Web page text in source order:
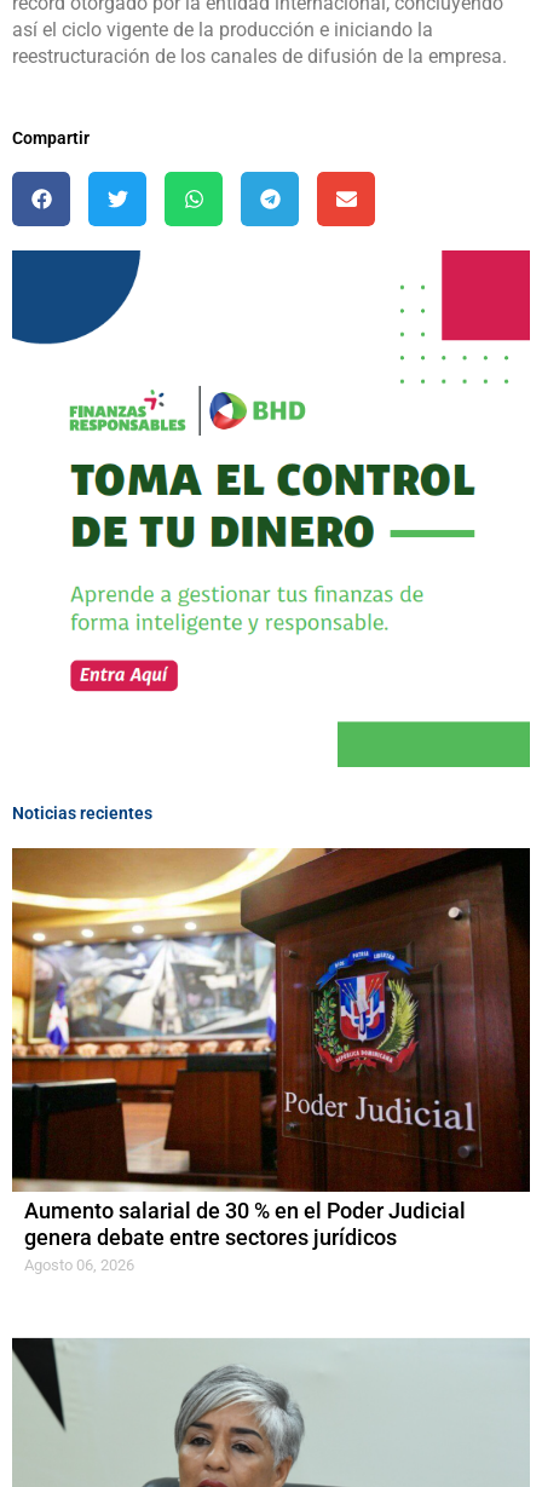
así el ciclo vigente de la producción e iniciando la
reestructuración de los canales de difusión de la empresa.
Compartir
Noticias recientes
Aumento salarial de 30 % en el Poder Judicial
genera debate entre sectores jurídicos
Agosto 06, 2026